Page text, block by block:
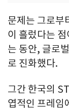
문제는 그로부
이 흘렀다는
는 동안, 글로
로 진화했다.
그간 한국의
엽적인 프레임